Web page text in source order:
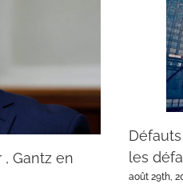
Gantz en
les
août 29th,